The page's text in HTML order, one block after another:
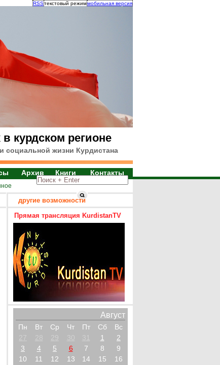
RSSтекстовый режиммобильная версия
курдском регионе
социальной жизни Курдистана
Архив Книги Контакты
другие возможности
Прямая трансляция KurdistanTV
Август
Пн Вт Ср Чт Пт Сб
Вс
27
28 29 30 31 1
2
3
4 5 6 7 8
9
10
11 12 13 14 15
16